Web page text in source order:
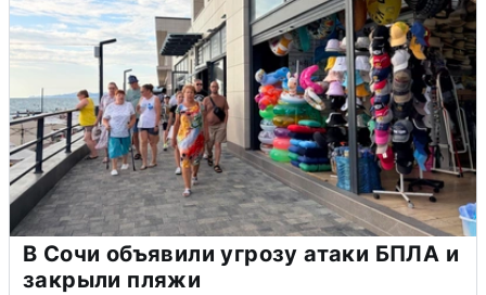
В Сочи объявили угрозу атаки БПЛА и
закрыли пляжи